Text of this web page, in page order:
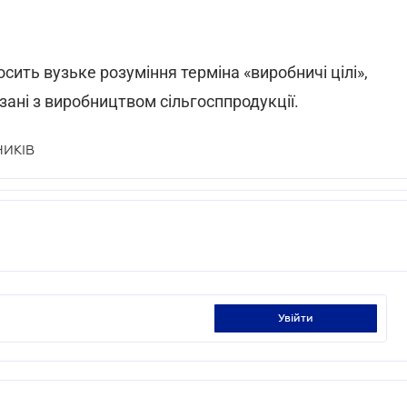
вузьке розуміння терміна «виробничі цілі»,
з виробництвом сільгосппродукції.
увійти